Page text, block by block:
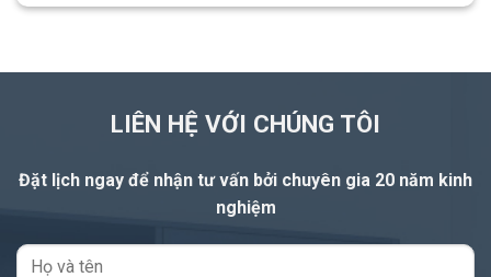
LIÊN HỆ VỚI CHÚNG TÔI
Đặt lịch ngay để nhận tư vấn bởi chuyên gia 20 năm kinh
nghiệm